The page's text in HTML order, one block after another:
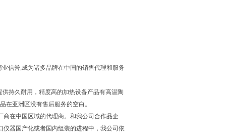
信誉,成为诸多品牌在中国的销售代理和服务
持久耐用，精度高的加热设备产品有高温陶
在亚洲区没有售后服务的空白。
在中国区域的代理商。和我公司合作品企
器国产化或者国内组装的进程中，我公司依